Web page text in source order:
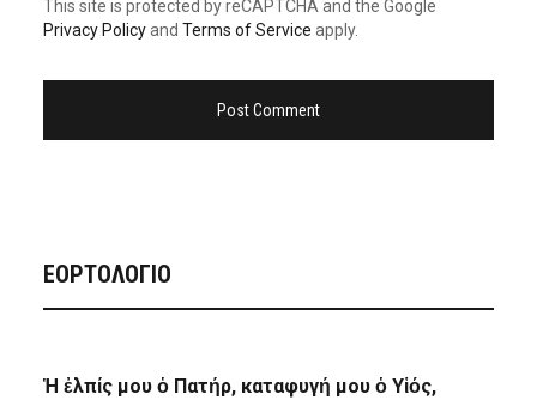
This site is protected by reCAPTCHA and the Google
Privacy Policyand Terms of Service apply.
ΕΟΡΤΟΛΟΓΙΟ
Ἡ ἐλπίς μου ὁ Πατήρ, καταφυγή μου ὁ Υἱός,